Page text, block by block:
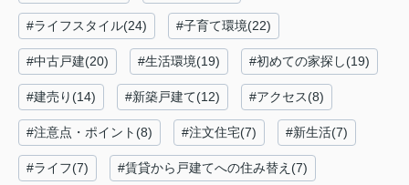
#ライフスタイル(24) #子育て環境(22)
#中古戸建(20) #生活環境(19) #初めての家探し(19)
#建売り(14) #新築戸建て(12) #アクセス(8)
#注意点・ポイント(8) #注文住宅(7) #新生活(7)
#ライフ(7) #賃貸から戸建てへの住み替え(7)